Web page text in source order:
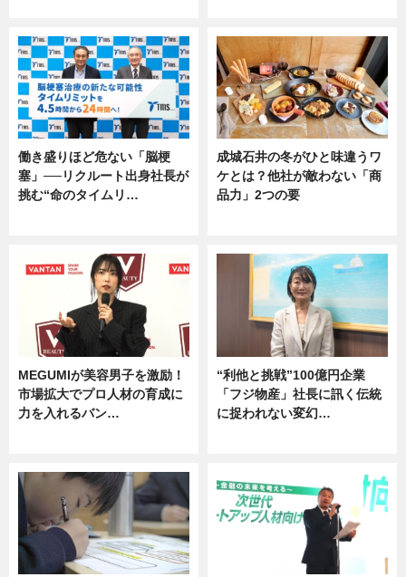
働き盛りほど危ない「脳梗
塞」──リクルート出身社長が
挑む“命のタイムリ…
成城石井の冬がひと味違うワ
ケとは？他社が敵わない「商
品力」2つの要
MEGUMIが美容男子を激励！
市場拡大でプロ人材の育成に
力を入れるバン…
“利他と挑戦”100億円企業
「フジ物産」社長に訊く伝統
に捉われない変幻…